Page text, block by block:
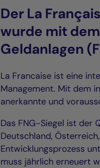
Der La
wurde mit
Geldanlagen
La Francaise ist eine
Management. Mit dem
anerkannte und
Das FNG-Siegel ist der
Deutschland,
Entwicklungsprozess
muss jährlich erneuert